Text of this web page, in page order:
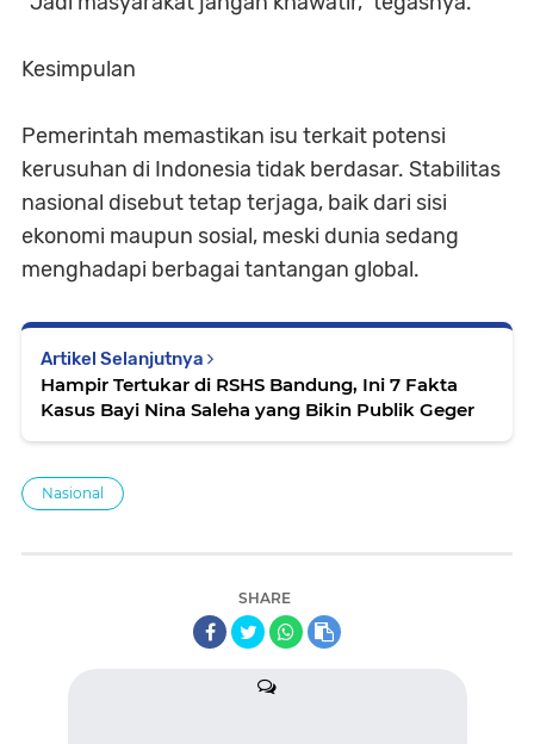
Kesimpulan
Pemerintah memastikan isu terkait potensi
kerusuhan di Indonesia tidak berdasar. Stabilitas
nasional disebut tetap terjaga, baik dari sisi
ekonomi maupun sosial, meski dunia sedang
menghadapi berbagai tantangan global.
Artikel Selanjutnya
Hampir Tertukar di RSHS Bandung, Ini 7 Fakta
Kasus Bayi Nina Saleha yang Bikin Publik Geger
Nasional
SHARE